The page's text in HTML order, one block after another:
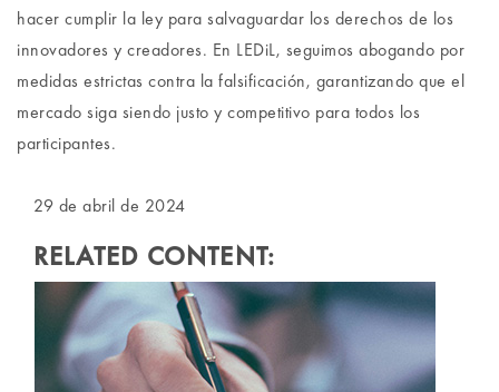
hacer cumplir la ley para salvaguardar los derechos de los
innovadores y creadores. En LEDiL, seguimos abogando por
medidas estrictas contra la falsificación, garantizando que el
mercado siga siendo justo y competitivo para todos los
participantes.
29 de abril de 2024
RELATED CONTENT: